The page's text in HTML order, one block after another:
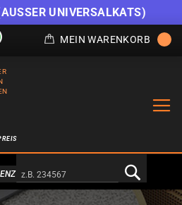
UNIVERSALKATS)
MEIN WARENKORB
a Doofinder